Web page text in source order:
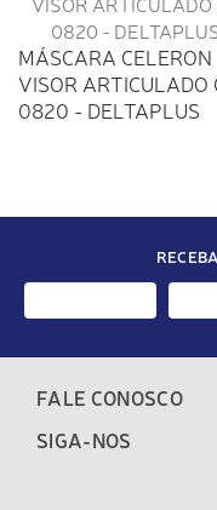
MÁSCARA CELERON
VISOR ARTICULADO
0820 - DELTAPLUS
FALE CONOSCO
SIGA-NOS